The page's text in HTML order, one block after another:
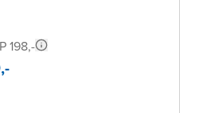
198,-